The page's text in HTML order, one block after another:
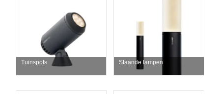
Tuinspots Staande lampen